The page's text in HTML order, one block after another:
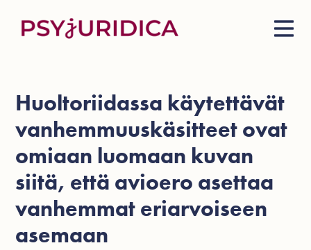
Huoltoriidassa käytettävät
vanhemmuuskäsitteet ovat
omiaan luomaan kuvan
siitä, että avioero asettaa
vanhemmat eriarvoiseen
asemaan